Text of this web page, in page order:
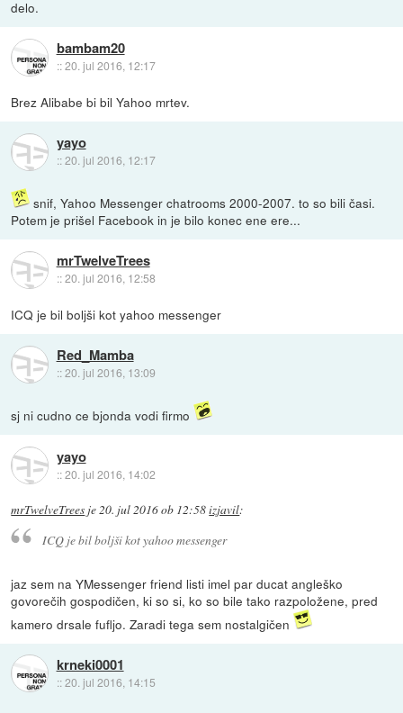
delo.
bambam20
::20. jul 2016, 12:17
Brez Alibabe bi bil Yahoo mrtev.
yayo
::20. jul 2016, 12:17
snif, Yahoo Messenger chatrooms 2000-2007. to so bili časi.
Potem je prišel Facebook in je bilo konec ene ere...
mrTwelveTrees
::20. jul 2016, 12:58
ICQ je bil boljši kot yahoo messenger
Red_Mamba
::20. jul 2016, 13:09
sj ni cudno ce bjonda vodi firmo
yayo
::20. jul 2016, 14:02
mrTwelveTrees je20. jul 2016 ob 12:58izjavil:
ICQ je bil boljši kot yahoo messenger
jaz sem na YMessenger friend listi imel par ducat angleško
govorečih gospodičen, ki so si, ko so bile tako razpoložene, pred
kamero drsale fufljo. Zaradi tega sem nostalgičen
krneki0001
::20. jul 2016, 14:15